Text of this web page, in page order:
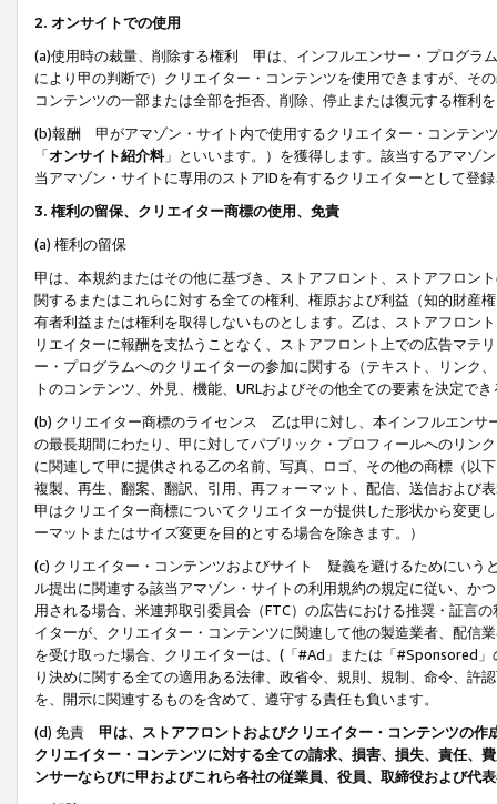
2. オンサイトでの使用
(a)使用時の裁量、削除する権利 甲は、インフルエンサー・プログラ
により甲の判断で）クリエイター・コンテンツを使用できますが、そ
コンテンツの一部または全部を拒否、削除、停止または復元する権利
(b)報酬 甲がアマゾン・サイト内で使用するクリエイター・コンテン
「オンサイト紹介料」といいます。）を獲得します。該当するアマゾ
当アマゾン・サイトに専用のストアIDを有するクリエイターとして登
3. 権利の留保、クリエイター商標の使用、免責
(a) 権利の留保
甲は、本規約またはその他に基づき、ストアフロント、ストアフロン
関するまたはこれらに対する全ての権利、権原および利益（知的財産
有者利益または権利を取得しないものとします。乙は、ストアフロン
リエイターに報酬を支払うことなく、ストアフロント上での広告マテ
ー・プログラムへのクリエイターの参加に関する（テキスト、リンク
トのコンテンツ、外見、機能、URLおよびその他全ての要素を決定で
(b) クリエイター商標のライセンス 乙は甲に対し、本インフルエンサ
の最長期間にわたり、甲に対してパブリック・プロフィールへのリン
に関連して甲に提供される乙の名前、写真、ロゴ、その他の商標（以
複製、再生、翻案、翻訳、引用、再フォーマット、配信、送信および
甲はクリエイター商標についてクリエイターが提供した形状から変更
ーマットまたはサイズ変更を目的とする場合を除きます。）
(c) クリエイター・コンテンツおよびサイト 疑義を避けるためにいう
ル提出に関連する該当アマゾン・サイトの利用規約の規定に従い、か
用される場合、米連邦取引委員会（FTC）の広告における推奨・証言
イターが、クリエイター・コンテンツに関連して他の製造業者、配信
を受け取った場合、クリエイターは、(「#Ad」または「#Sponsored
り決めに関する全ての適用ある法律、政省令、規則、規制、命令、許
を、開示に関連するものを含めて、遵守する責任も負います。
(d) 免責 甲は、ストアフロントおよびクリエイター・コンテンツの
クリエイター・コンテンツに対する全ての請求、損害、損失、責任、
ンサーならびに甲およびこれら各社の従業員、役員、取締役および代